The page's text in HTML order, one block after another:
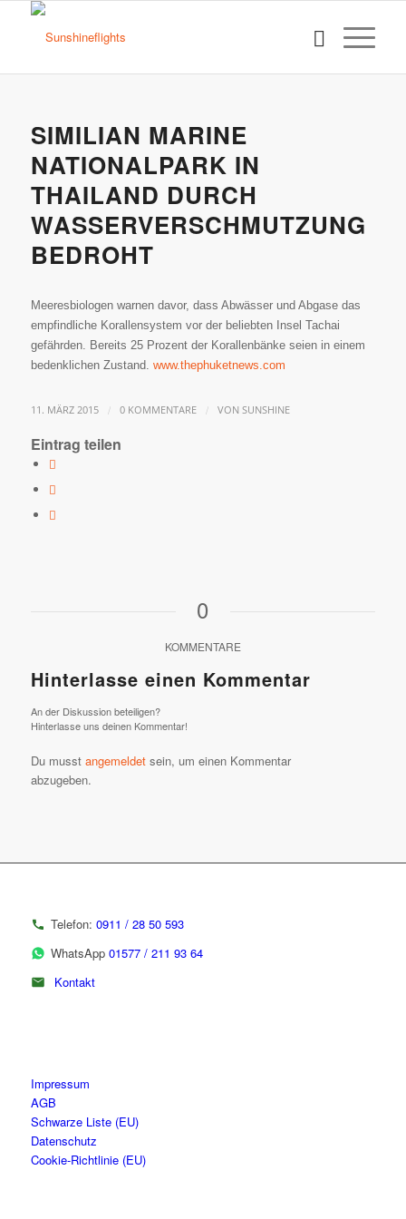
SIMILIAN MARINE
NATIONALPARK IN
THAILAND DURCH
WASSERVERSCHMUTZUNG
BEDROHT
Meeresbiologen warnen davor, dass Abwässer und Abgase das
empfindliche Korallensystem vor der beliebten Insel Tachai
gefährden. Bereits 25 Prozent der Korallenbänke seien in einem
bedenklichen Zustand. www.thephuketnews.com
11. MÄRZ 2015 / 0 KOMMENTARE / VON SUNSHINE
Eintrag teilen
0
KOMMENTARE
Hinterlasse einen Kommentar
An der Diskussion beteiligen?
Hinterlasse uns deinen Kommentar!
Du musst angemeldetsein, um einen Kommentar
abzugeben.
Telefon: 0911 / 28 50 593
WhatsApp 01577 / 211 93 64
Kontakt
Impressum
AGB
Schwarze Liste (EU)
Datenschutz
Cookie-Richtlinie (EU)